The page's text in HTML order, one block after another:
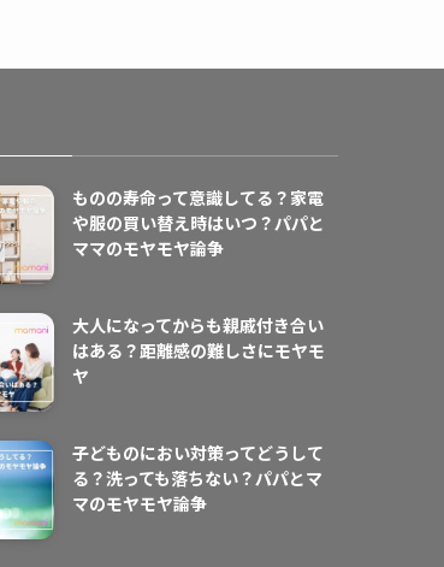
ものの寿命って意識してる？家電
や服の買い替え時はいつ？パパと
ママのモヤモヤ論争
大人になってからも親戚付き合い
はある？距離感の難しさにモヤモ
ヤ
子どものにおい対策ってどうして
る？洗っても落ちない？パパとマ
マのモヤモヤ論争